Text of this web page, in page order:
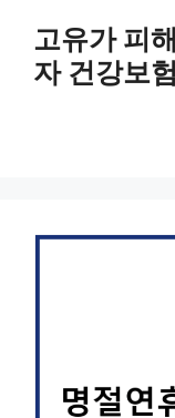
고유가 피
자 건강보